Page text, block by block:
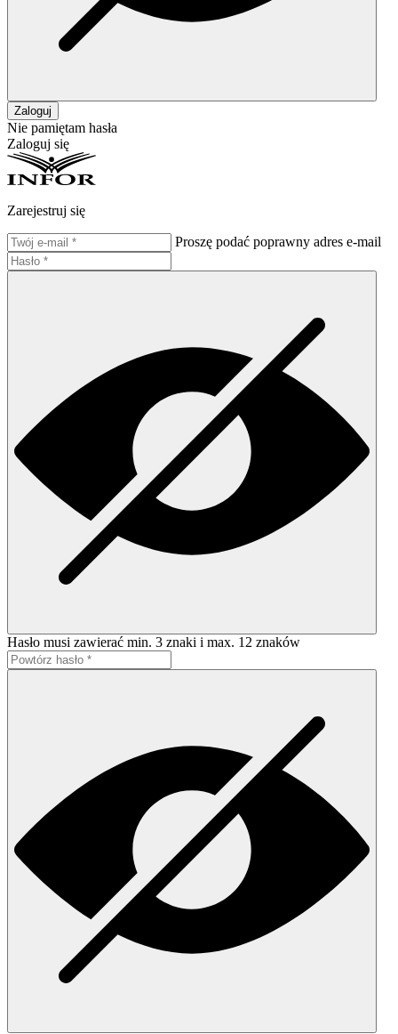
Zaloguj
Nie pamiętam hasła
Zaloguj się
Zarejestruj się
Proszę podać poprawny adres e-mail
Hasło musi zawierać min. 3 znaki i max. 12 znaków